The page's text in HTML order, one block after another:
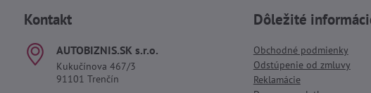
Kontakt
AUTOBIZNIS​.SK s​.r​.o​.
Kukučínova 467/3
91101 Trenčín
Dôležité
Obchodné podmienky
Odstúpenie od zmluvy
Reklamácie